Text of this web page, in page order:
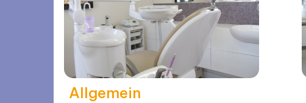
Allgemein